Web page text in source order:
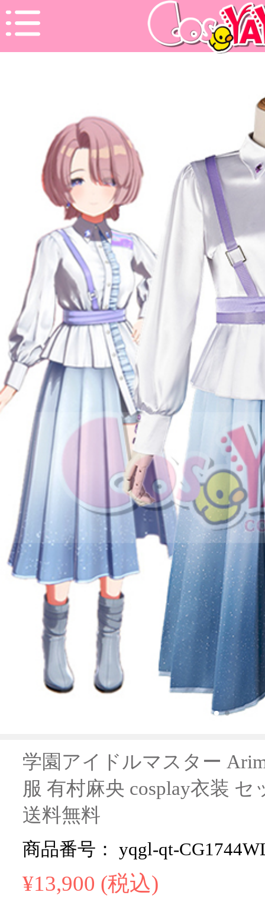
学園アイドルマスター
服 有村麻央 cosplay衣装 セ
送料無料
商品番号： yqgl-qt-
¥13,900 (税込)